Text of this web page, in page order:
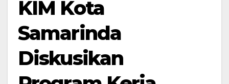
KIM Kota
Samarinda
Diskusikan